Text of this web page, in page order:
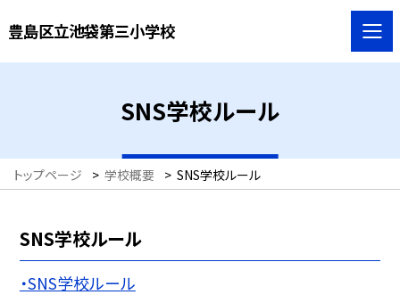
豊島区立池袋第三小学校
SNS学校ルール
トップページ > 学校概要 > SNS学校ルール
SNS学校ルール
・SNS学校ルール